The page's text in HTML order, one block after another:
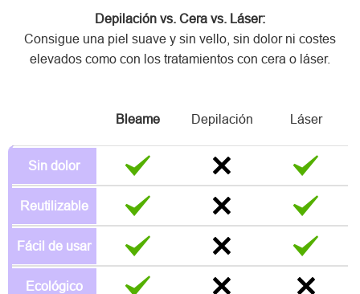
Depilación vs. Cera vs. Láser:
Consigue una piel suave y sin vello, sin dolor ni costes
elevados como con los tratamientos con cera o láser.
Bleame Depilación Láser
Sin dolor
Reutilizable
Fácil de usar
Ecológico